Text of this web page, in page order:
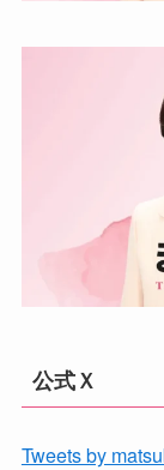
公式Ｘ
Tweets by